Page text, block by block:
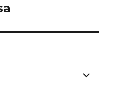
laienda